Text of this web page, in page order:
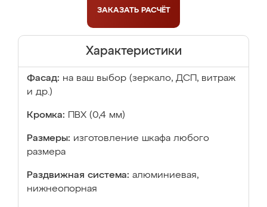
ЗАКАЗАТЬ РАСЧЁТ
Характеристики
Фасад: на ваш выбор (зеркало, ДСП, витраж
и др.)
Кромка: ПВХ (0,4 мм)
Размеры: изготовление шкафа любого
размера
Раздвижная система: алюминиевая,
нижнеопорная